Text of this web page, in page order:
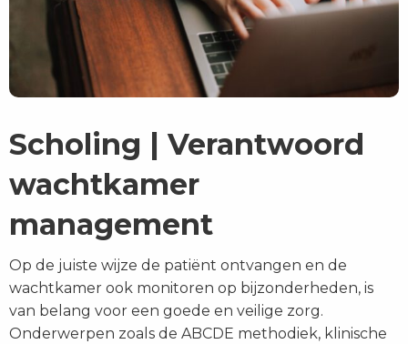
Scholing | Verantwoord
wachtkamer
management
Op de juiste wijze de patiënt ontvangen en de
wachtkamer ook monitoren op bijzonderheden, is
van belang voor een goede en veilige zorg.
Onderwerpen zoals de ABCDE methodiek, klinische